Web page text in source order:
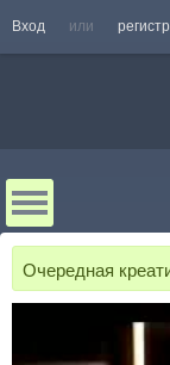
Вход или
Очередная